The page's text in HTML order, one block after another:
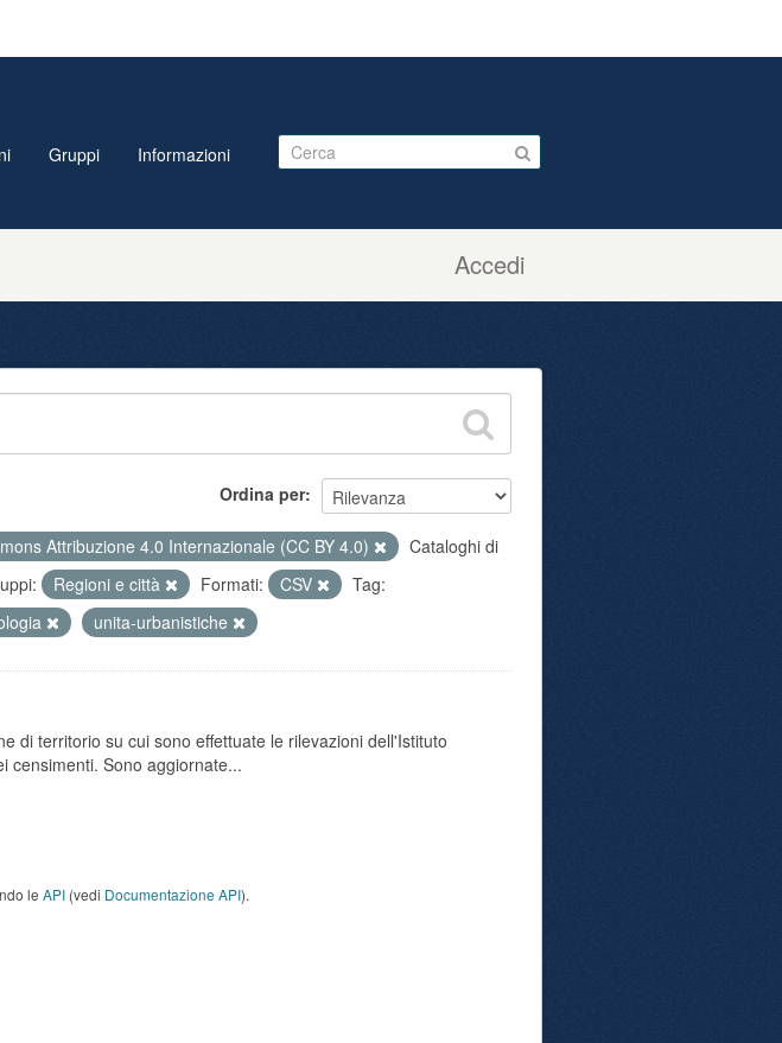
Accedi
Gruppi Informazioni
Ordina per
Attribuzione 4.0 Internazionale (CC BY 4.0)
Cataloghi di
Regioni e città Formati: CSV
Tag:
unita-urbanistiche
di territorio su cui sono effettuate le rilevazioni dell'Istituto
censimenti. Sono aggiornate...
le API (vedi Documentazione API).